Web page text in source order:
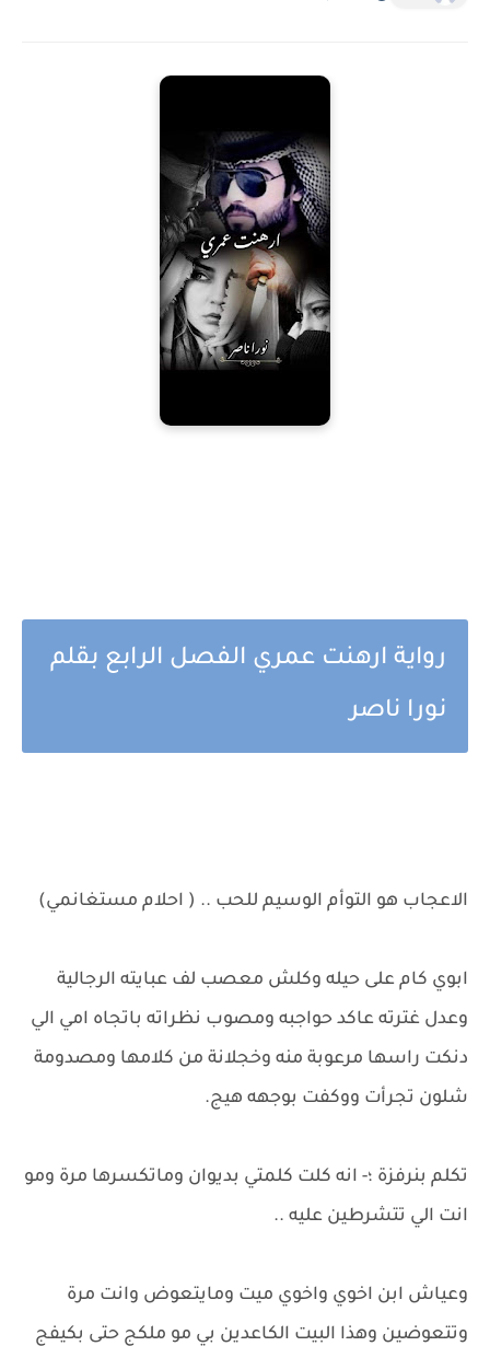
رواية ارهنت عمري الفصل الرابع بقلم
نورا ناصر
الاعجاب هو التوأم الوسيم للحب .. ( احلام مستغانمي)
ابوي كام على حيله وكلش معصب لف عبايته الرجالية
وعدل غترته عاكد حواجبه ومصوب نظراته باتجاه امي الي
دنكت راسها مرعوبة منه وخجلانة من كلامها ومصدومة
شلون تجرأت ووكفت بوجهه هيج.
تكلم بنرفزة ؛- انه كلت كلمتي بديوان وماتكسرها مرة ومو
انت الي تتشرطين عليه ..
وعياش ابن اخوي واخوي ميت ومايتعوض وانت مرة
وتتعوضين وهذا البيت الكاعدين بي مو ملكج حتى بكيفج